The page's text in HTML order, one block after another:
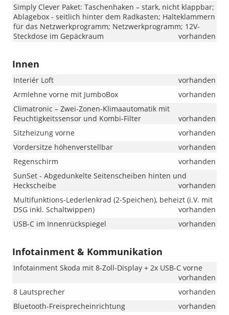
Simply Clever Paket: Taschenhaken – stark, nicht klappbar;
Ablagebox - seitlich hinter dem Radkasten; Halteklammern
für das Netzwerkprogramm; Netzwerkprogramm; 12V-
Steckdose im Gepäckraum
vorhanden
Innen
Interiér Loft
vorhanden
Armlehne vorne mit JumboBox
vorhanden
Climatronic – Zwei-Zonen-Klimaautomatik mit
Feuchtigkeitssensor und Kombi-Filter
vorhanden
Sitzheizung vorne
vorhanden
Vordersitze höhenverstellbar
vorhanden
Regenschirm
vorhanden
SunSet - Abgedunkelte Seitenscheiben hinten und
Heckscheibe
vorhanden
Multifunktions-Lederlenkrad (2-Speichen), beheizt (i.V. mit
DSG inkl. Schaltwippen)
vorhanden
USB-C im Innenrückspiegel
vorhanden
Infotainment & Kommunikation
Infotainment Skoda mit 8-Zoll-Display + 2x USB-C vorne
vorhanden
8 Lautsprecher
vorhanden
Bluetooth-Freisprecheinrichtung
vorhanden